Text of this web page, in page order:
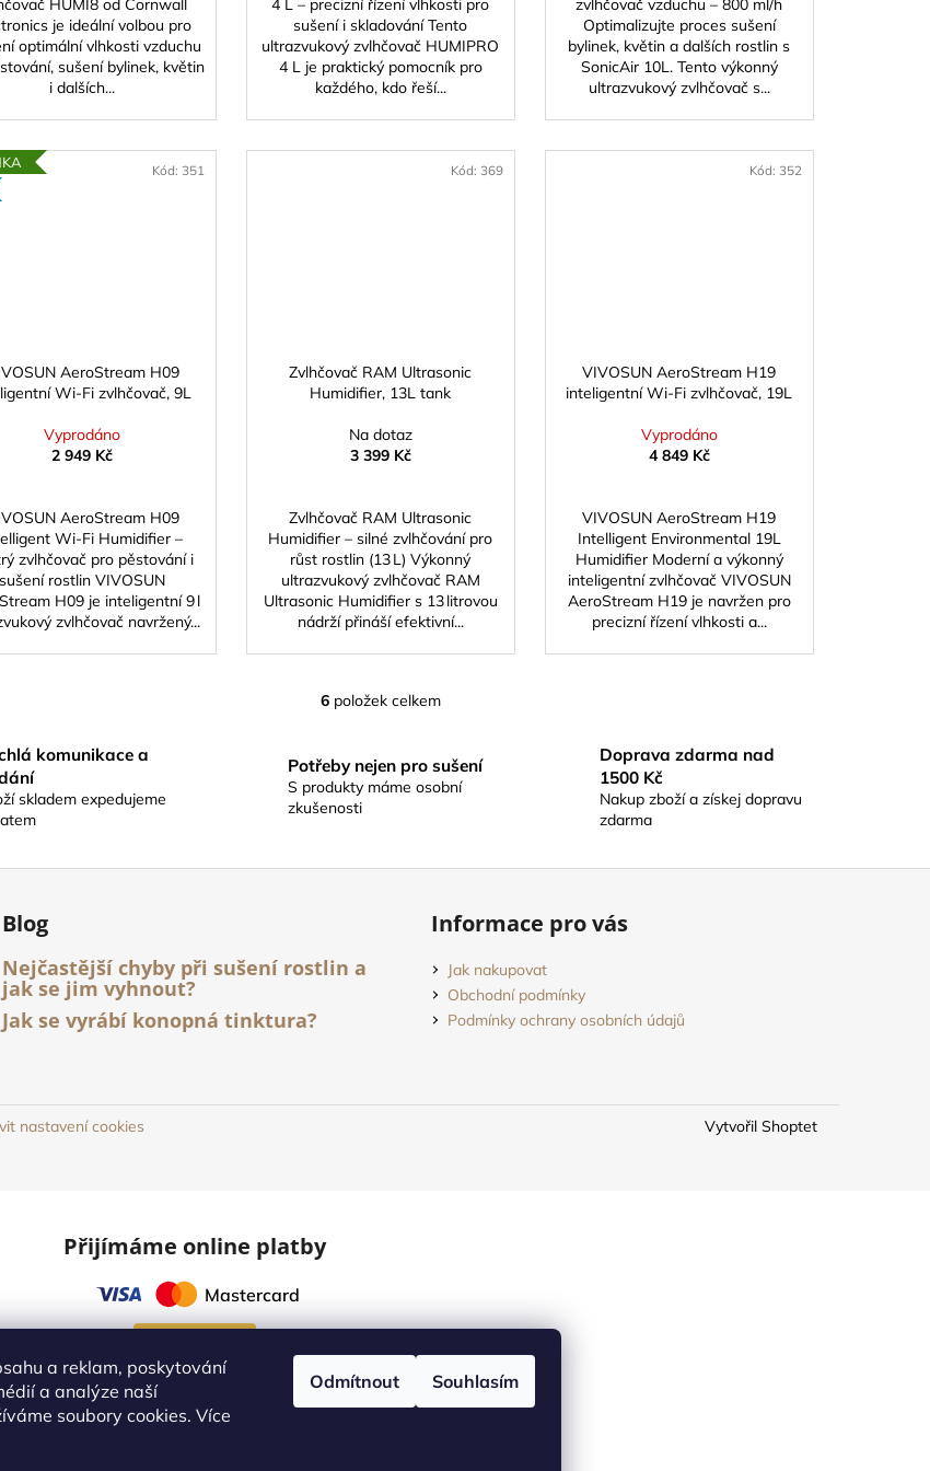
a reklam, poskytování
a analýze naší
soubory cookies. Více
Odmítnout Souhlasím
HUMI8 od Cornwall
je ideální volbou pro
optimální vlhkosti vzduchu
sušení bylinek, květin
i dalších...
4 L – precizní řízení vlhkosti pro
sušení i skladování Tento
ultrazvukový zvlhčovač HUMIPRO
4 L je praktický pomocník pro
každého, kdo řeší...
zvlhčovač vzduchu – 800 ml/h
Optimalizujte proces sušení
bylinek, květin a dalších rostlin s
SonicAir 10L. Tento výkonný
ultrazvukový zvlhčovač s...
AeroStream H09
Wi-Fi zvlhčovač, 9L
Vyprodáno
2 949 Kč
AeroStream H09
Wi‑Fi Humidifier –
zvlhčovač pro pěstování i
sušení rostlin VIVOSUN
H09 je inteligentní 9 l
zvlhčovač navržený...
Kód: 351
Zvlhčovač RAM Ultrasonic
Humidifier, 13L tank
Na dotaz
3 399 Kč
Zvlhčovač RAM Ultrasonic
Humidifier – silné zvlhčování pro
růst rostlin (13 L) Výkonný
ultrazvukový zvlhčovač RAM
Ultrasonic Humidifier s 13 litrovou
nádrží přináší efektivní...
Kód: 369
VIVOSUN AeroStream H19
inteligentní Wi-Fi zvlhčovač, 19L
Vyprodáno
4 849 Kč
VIVOSUN AeroStream H19
Intelligent Environmental 19L
Humidifier Moderní a výkonný
inteligentní zvlhčovač VIVOSUN
AeroStream H19 je navržen pro
precizní řízení vlhkosti a...
Kód: 352
O
l
á
í
6 položek celkem
komunikace a
skladem expedujeme
Potřeby nejen pro sušení
S produkty máme osobní
zkušenosti
Doprava zdarma nad
1500 Kč
Nakup zboží a získej dopravu
zdarma
Blog
Nejčastější chyby při sušení rostlin a
jak se jim vyhnout?
Jak se vyrábí konopná tinktura?
Informace pro vás
Jak nakupovat
Obchodní podmínky
Podmínky ochrany osobních údajů
Vytvořil Shoptet
nastavení cookies
Přijímáme online platby
Mastercard
Naši dopravci